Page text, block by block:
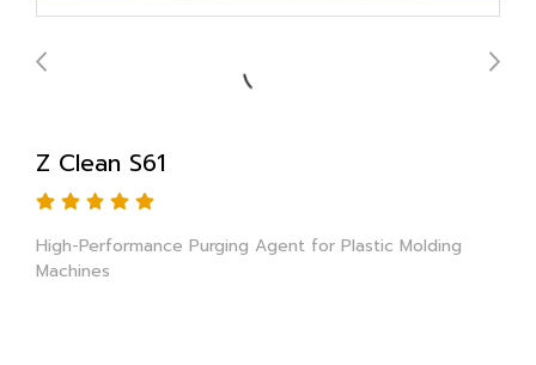
Z Clean S61
High-Performance Purging Agent for Plastic Molding
Machines